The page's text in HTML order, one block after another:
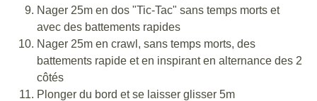
Nager 25m en dos "Tic-Tac" sans temps morts et
avec des battements rapides
Nager 25m en crawl, sans temps morts, des
battements rapide et en inspirant en alternance des 2
côtés
Plonger du bord et se laisser glisser 5m